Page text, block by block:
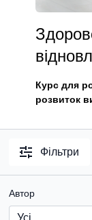
Курс для
розвиток
Фільтри
Автор